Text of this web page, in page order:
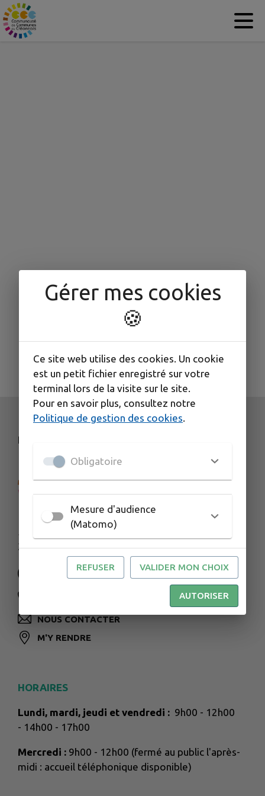
Contenu
NOS COORDONNÉES
5 Chemin de la Douve
33670 Créon
NOUS CONTACTER
M'Y RENDRE
HORAIRES
Lundi, mardi, jeudi et vendredi : 9h00 - 12h00
- 14h00 - 17h00
Mercredi : 9h00 - 12h00 (fermé au public l'après-
midi : accueil téléphonique disponible)
Gérer mes cookies
🍪
Ce site web utilise des cookies. Un cookie
est un petit fichier enregistré sur votre
terminal lors de la visite sur le site.
Pour en savoir plus, consultez notre
Politique de gestion des cookies
Obligatoire
Mesure d'audience
(Matomo)
REFUSER VALIDER MON CHOIX
AUTORISER